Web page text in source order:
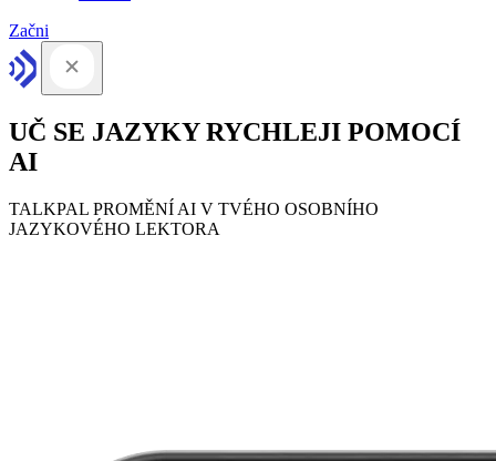
Začni
UČ SE JAZYKY RYCHLEJI POMOCÍ
AI
TALKPAL PROMĚNÍ AI V TVÉHO OSOBNÍHO
JAZYKOVÉHO LEKTORA